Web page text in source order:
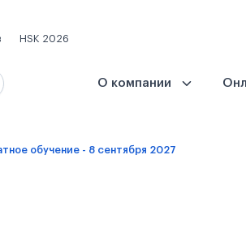
HSK 2026
О компании
обучение - 8 сентября 2027